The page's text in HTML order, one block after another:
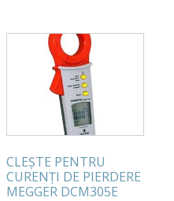
CLEŞTE PENTRU
CURENŢI DE PIERDERE
MEGGER DCM305E